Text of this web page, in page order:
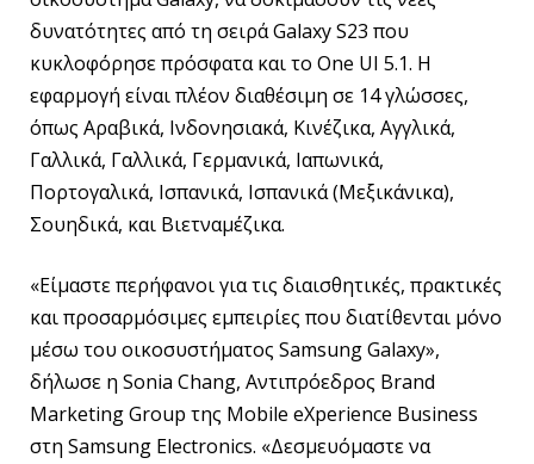
δυνατότητες από τη σειρά Galaxy S23 που
κυκλοφόρησε πρόσφατα και το One UI 5.1. Η
εφαρμογή είναι πλέον διαθέσιμη σε 14 γλώσσες,
όπως Αραβικά, Ινδονησιακά, Κινέζικα, Αγγλικά,
Γαλλικά, Γαλλικά, Γερμανικά, Ιαπωνικά,
Πορτογαλικά, Ισπανικά, Ισπανικά (Μεξικάνικα),
Σουηδικά, και Βιετναμέζικα.
«Είμαστε περήφανοι για τις διαισθητικές, πρακτικές
και προσαρμόσιμες εμπειρίες που διατίθενται μόνο
μέσω του οικοσυστήματος Samsung Galaxy»,
δήλωσε η Sonia Chang, Αντιπρόεδρος Brand
Marketing Group της Mobile eXperience Business
στη Samsung Electronics. «Δεσμευόμαστε να